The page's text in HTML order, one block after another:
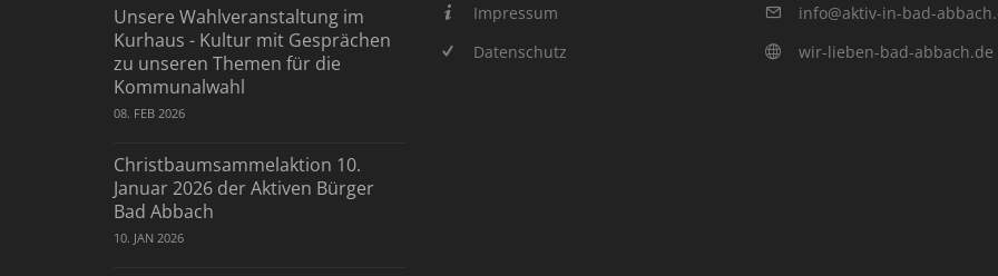
Unsere Wahlveranstaltung im
Kurhaus - Kultur mit Gesprächen
zu unseren Themen für die
Kommunalwahl
08. FEB 2026
Christbaumsammelaktion 10.
Januar 2026 der Aktiven Bürger
Bad Abbach
10. JAN 2026
Impressum
Datenschutz
info@aktiv-in-bad-
wir-lieben-bad-abbach.de